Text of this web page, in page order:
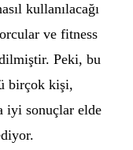
kullanılacağı
ve fitness
Peki, bu
birçok kişi,
iyi sonuçlar elde